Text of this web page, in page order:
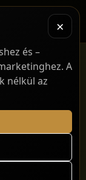
×
és –
A
nélkül az